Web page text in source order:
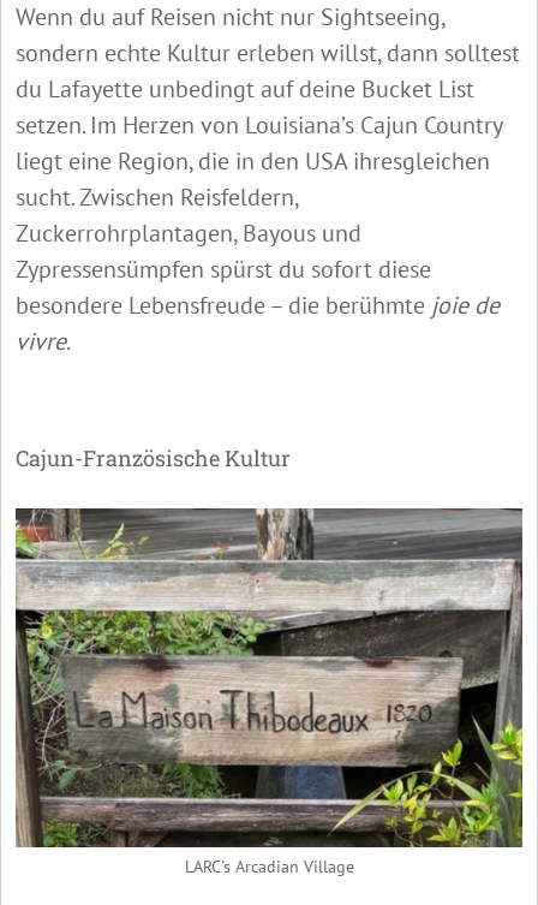
Wenn du auf Reisen nicht nur Sightseeing,
sondern echte Kultur erleben willst, dann solltest
du Lafayette unbedingt auf deine Bucket List
setzen. Im Herzen von Louisiana’s Cajun Country
liegt eine Region, die in den USA ihresgleichen
sucht. Zwischen Reisfeldern,
Zuckerrohrplantagen, Bayous und
Zypressensümpfen spürst du sofort diese
besondere Lebensfreude – die berühmte joie de
vivre.
Cajun-Französische Kultur
LARC's Arcadian Village